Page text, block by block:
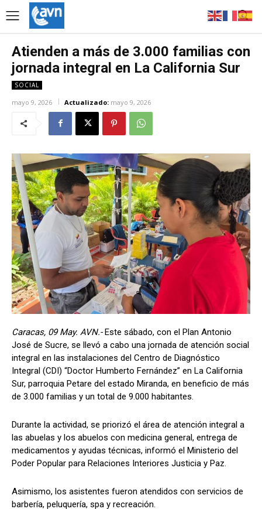
Atienden a más de 3.000 familias con
jornada integral en La California Sur
SOCIAL
mayo 9, 2026 Actualizado: mayo 9, 2026
Caracas, 09 May. AVN.-Este sábado, con el Plan Antonio
José de Sucre, se llevó a cabo una jornada de atención social
integral en las instalaciones del Centro de Diagnóstico
Integral (CDI) “Doctor Humberto Fernández” en La California
Sur, parroquia Petare del estado Miranda, en beneficio de más
de 3.000 familias y un total de 9.000 habitantes.
Durante la actividad, se priorizó el área de atención integral a
las abuelas y los abuelos con medicina general, entrega de
medicamentos y ayudas técnicas, informó el Ministerio del
Poder Popular para Relaciones Interiores Justicia y Paz.
Asimismo, los asistentes fueron atendidos con servicios de
barbería, peluquería, spa y recreación.